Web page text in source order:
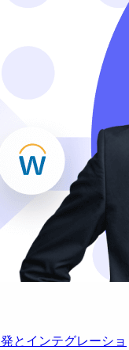
とインテグレーショ